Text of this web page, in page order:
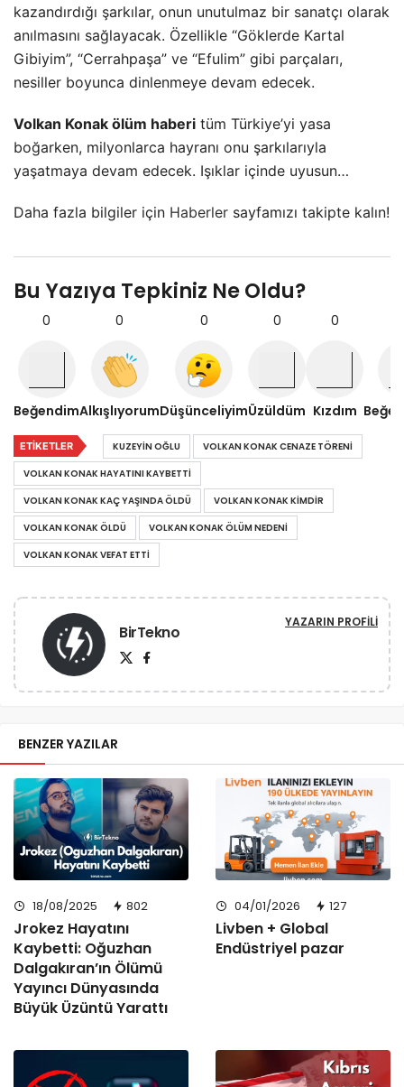
kazandırdığı şarkılar, onun unutulmaz bir sanatçı olarak
anılmasını sağlayacak. Özellikle “Göklerde Kartal
Gibiyim”, “Cerrahpaşa” ve “Efulim” gibi parçaları,
nesiller boyunca dinlenmeye devam edecek.
Volkan Konak ölüm haberi tüm Türkiye’yi yasa
boğarken, milyonlarca hayranı onu şarkılarıyla
yaşatmaya devam edecek. Işıklar içinde uyusun…
Daha fazla bilgiler için Haberler sayfamızı takipte kalın!
Bu Yazıya Tepkiniz Ne Oldu?
0
Beğendim
0
Alkışlıyorum
0
Düşünceliyim
0
Üzüldüm
0
Kızdım
ETIKETLER KUZEYIN OĞLU
VOLKAN KONAK CENAZE TÖRENI
VOLKAN KONAK HAYATINI KAYBETTI
VOLKAN KONAK KAÇ YAŞINDA ÖLDÜ
VOLKAN KONAK KIMDIR
VOLKAN KONAK ÖLDÜ
VOLKAN KONAK ÖLÜM NEDENI
VOLKAN KONAK VEFAT ETTI
BirTekno YAZARIN PROFILI
BENZER YAZILAR
18/08/2025 802
Jrokez Hayatını
Kaybetti: Oğuzhan
Dalgakıran’ın Ölümü
Yayıncı Dünyasında
Büyük Üzüntü Yarattı
04/01/2026 127
Livben + Global
Endüstriyel pazar